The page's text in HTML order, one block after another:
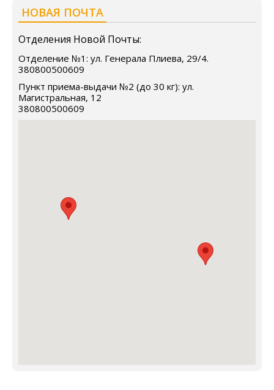
НОВАЯ ПОЧТА
Отделения Новой Почты:
Отделение №1: ул. Генерала Плиева, 29/4.
380800500609
Пункт приема-выдачи №2 (до 30 кг): ул.
Магистральная, 12
380800500609